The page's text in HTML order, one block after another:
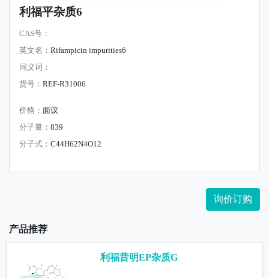
利福平杂质6
CAS号：
英文名： Rifampicin impurities6
同义词：
货号： REF-R31006
价格： 面议
分子量： 839
分子式： C44H62N4O12
询价订购
产品推荐
利福昔明EP杂质G